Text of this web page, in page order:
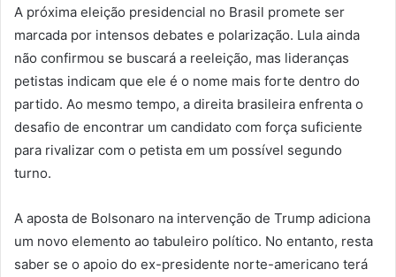
A próxima eleição presidencial no Brasil promete ser
marcada por intensos debates e polarização. Lula ainda
não confirmou se buscará a reeleição, mas lideranças
petistas indicam que ele é o nome mais forte dentro do
partido. Ao mesmo tempo, a direita brasileira enfrenta o
desafio de encontrar um candidato com força suficiente
para rivalizar com o petista em um possível segundo
turno.
A aposta de Bolsonaro na intervenção de Trump adiciona
um novo elemento ao tabuleiro político. No entanto, resta
saber se o apoio do ex-presidente norte-americano terá